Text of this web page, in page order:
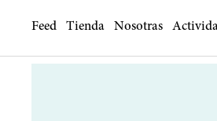
Feed Tienda Nosotras